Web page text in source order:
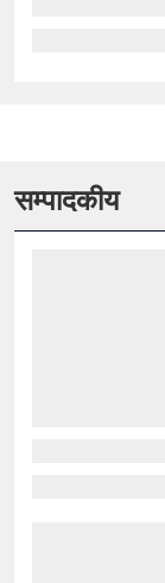
सम्पादकीय